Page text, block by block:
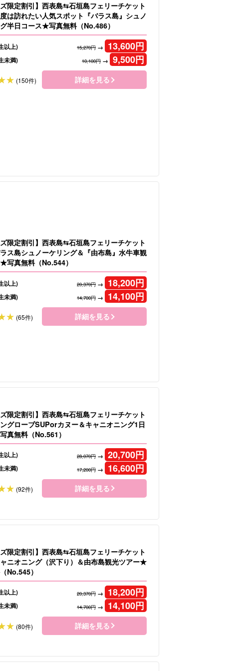
ズ限定割引】西表島⇆石垣島フェリーチケット
は訪れたい人気スポット『バラス島』シュノ
半日コース★写真無料（No.486）
以上) 15,270円→ 13,600円
未満) 10,100円→ 9,500円
(150件) 詳細を見る
ズ限定割引】西表島⇆石垣島フェリーチケット
ス島シュノーケリング＆『由布島』水牛車観
写真無料（No.544）
以上) 20,370円→ 18,200円
未満) 14,700円→ 14,100円
(65件) 詳細を見る
ズ限定割引】西表島⇆石垣島フェリーチケット
グローブSUPorカヌー＆キャニオニング1日
真無料（No.561）
以上) 28,070円→ 20,700円
未満) 17,200円→ 16,600円
(92件) 詳細を見る
ズ限定割引】西表島⇆石垣島フェリーチケット
ニオニング（沢下り）＆由布島観光ツアー★
No.545）
以上) 20,370円→ 18,200円
未満) 14,700円→ 14,100円
(80件) 詳細を見る